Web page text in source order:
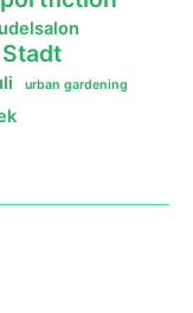
urban gardening